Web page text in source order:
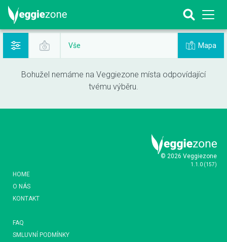
Vše Mapa
Bohužel nemáme na Veggiezone místa odpovídající
tvému výběru.
© 2026 Veggiezone
1.1.0 (157)
HOME
O NÁS
KONTAKT
FAQ
SMLUVNÍ PODMÍNKY